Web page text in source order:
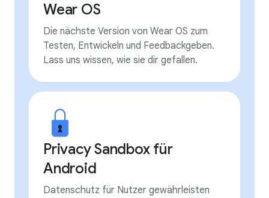
Wear OS
Die nächste Version von Wear OS zum
Testen, Entwickeln und Feedbackgeben.
Lass uns wissen, wie sie dir gefallen.
Privacy Sandbox für
Android
Datenschutz für Nutzer gewährleisten